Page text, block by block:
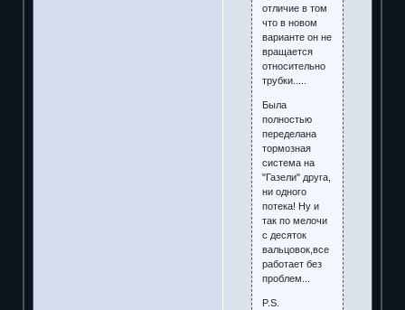
отличие в том
что в новом
варианте он не
вращается
относительно
трубки.....
Была
полностью
переделана
тормозная
система на
"Газели" друга,
ни одного
потека! Ну и
так по мелочи
с десяток
вальцовок,все
работает без
проблем...
P.S.